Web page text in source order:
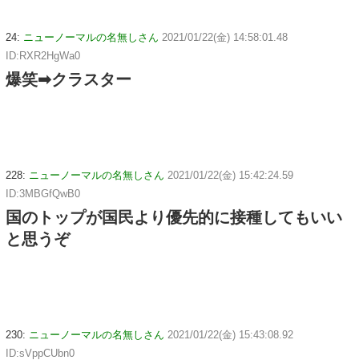
24: ニューノーマルの名無しさん 2021/01/22(金) 14:58:01.48
ID:RXR2HgWa0
爆笑➡クラスター
228: ニューノーマルの名無しさん 2021/01/22(金) 15:42:24.59
ID:3MBGfQwB0
国のトップが国民より優先的に接種してもいい
と思うぞ
230: ニューノーマルの名無しさん 2021/01/22(金) 15:43:08.92
ID:sVppCUbn0